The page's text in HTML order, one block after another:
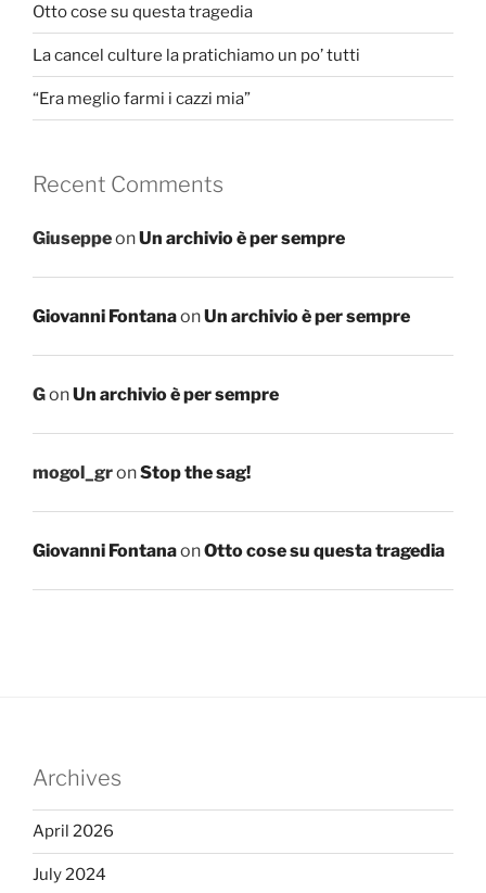
Otto cose su questa tragedia
La cancel culture la pratichiamo un po’ tutti
“Era meglio farmi i cazzi mia”
Recent Comments
GiuseppeonUn archivio è per sempre
Giovanni FontanaonUn archivio è per sempre
GonUn archivio è per sempre
mogol_gronStop the sag!
Giovanni FontanaonOtto cose su questa tragedia
Archives
April 2026
July 2024